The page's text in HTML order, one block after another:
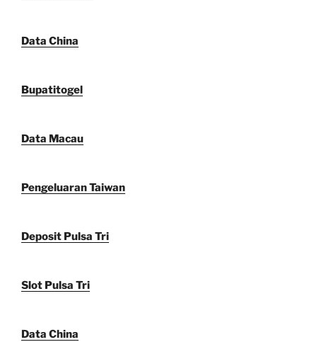
Data China
Bupatitogel
Data Macau
Pengeluaran Taiwan
Deposit Pulsa Tri
Slot Pulsa Tri
Data China